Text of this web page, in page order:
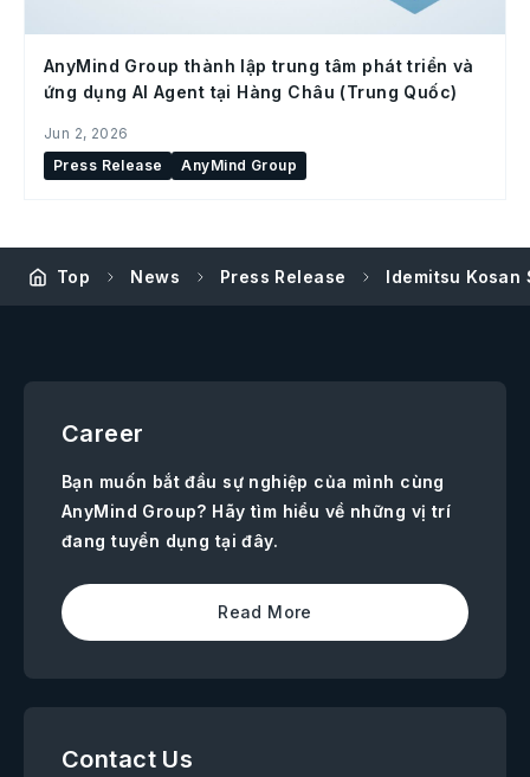
AnyMind Group thành lập trung tâm phát triển và
ứng dụng AI Agent tại Hàng Châu (Trung Quốc)
Jun 2, 2026
Press Release
AnyMind Group
Top News Press Release Idemitsu Kosan
Career
Bạn muốn bắt đầu sự nghiệp của mình cùng
AnyMind Group? Hãy tìm hiểu về những vị trí
đang tuyển dụng tại đây.
Read More
Contact Us